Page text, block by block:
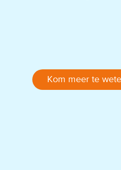
Kom meer te